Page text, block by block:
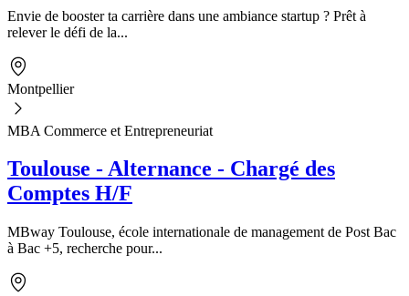
Envie de booster ta carrière dans une ambiance startup ? Prêt à
relever le défi de la...
Montpellier
MBA Commerce et Entrepreneuriat
Toulouse - Alternance - Chargé des
Comptes H/F
MBway Toulouse, école internationale de management de Post Bac
à Bac +5, recherche pour...